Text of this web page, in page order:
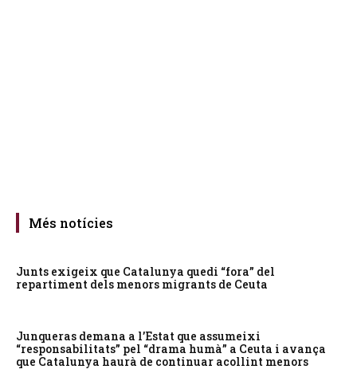
Més notícies
Junts exigeix que Catalunya quedi “fora” del
repartiment dels menors migrants de Ceuta
Junqueras demana a l’Estat que assumeixi
“responsabilitats” pel “drama humà” a Ceuta i avança
que Catalunya haurà de continuar acollint menors